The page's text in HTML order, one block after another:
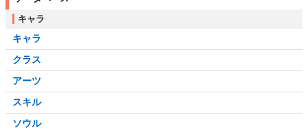
キャラ
キャラ
クラス
アーツ
スキル
ソウル